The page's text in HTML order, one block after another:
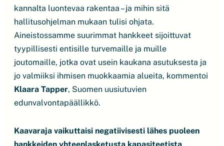
kannalta luontevaa rakentaa – ja mihin sitä
hallitusohjelman mukaan tulisi ohjata.
Aineistossamme suurimmat hankkeet sijoittuvat
tyypillisesti entisille turvemaille ja muille
joutomaille, jotka ovat usein kaukana asutuksesta ja
jo valmiiksi ihmisen muokkaamia alueita, kommentoi
Klaara Tapper, Suomen uusiutuvien
edunvalvontapäällikkö.
Kaavaraja vaikuttaisi negatiivisesti lähes puoleen